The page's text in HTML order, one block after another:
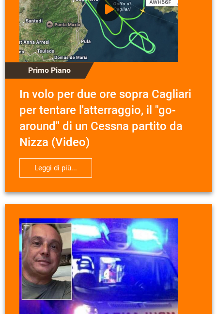
Primo Piano
In volo per due ore sopra Cagliari
per tentare l'atterraggio, il "go-
around" di un Cessna partito da
Nizza (Video)
Leggi di più...